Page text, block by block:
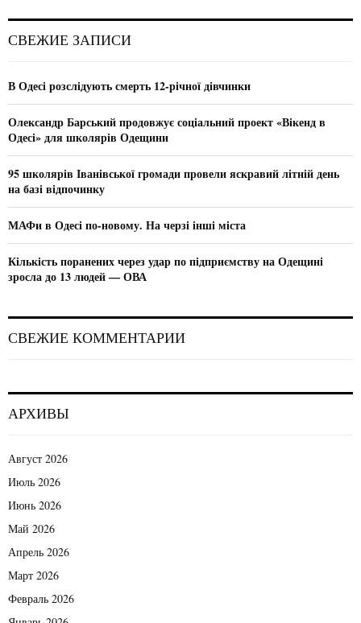
г
ц
и
я
п
о
з
а
п
и
с
м
h
o
:
СВЕЖИЕ ЗАПИСИ
В Одесі розслідують смерть 12-річної дівчинки
Олександр Барський продовжує соціальний проект «Вікенд в
Одесі» для школярів Одещини
95 школярів Іванівської громади провели яскравий літній день
на базі відпочинку
МАФи в Одесі по-новому. На черзі інші міста
Кількість поранених через удар по підприємству на Одещині
зросла до 13 людей — ОВА
СВЕЖИЕ КОММЕНТАРИИ
АРХИВЫ
Август 2026
Июль 2026
Июнь 2026
Май 2026
Апрель 2026
Март 2026
Февраль 2026